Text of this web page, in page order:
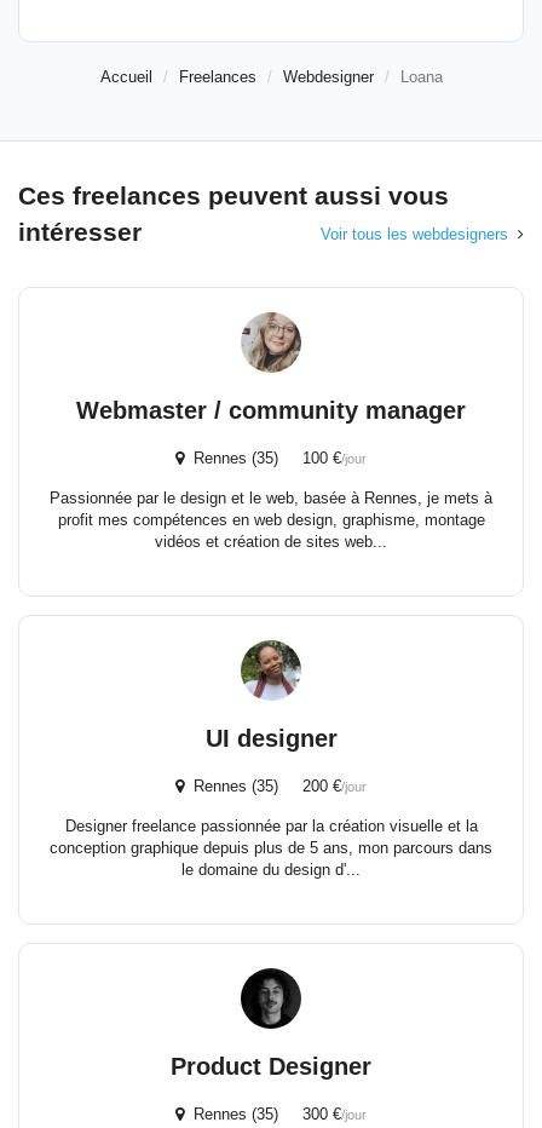
Accueil Freelances Webdesigner Loana
Ces freelances peuvent aussi vous
intéresser
Voir tous les webdesigners
Webmaster / community manager
Rennes (35) 100 €/jour
Passionnée par le design et le web, basée à Rennes, je mets à
profit mes compétences en web design, graphisme, montage
vidéos et création de sites web...
UI designer
Rennes (35) 200 €/jour
Designer freelance passionnée par la création visuelle et la
conception graphique depuis plus de 5 ans, mon parcours dans
le domaine du design d'...
Product Designer
Rennes (35) 300 €/jour